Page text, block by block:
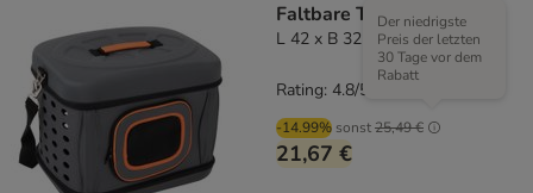
Faltbare Transporttasche
L 42 x B 32 x H 30 cm, grau
-14.99% sonst25,49 €
Der niedrigste
Preis der letzten
30 Tage vor dem
Rabatt
21,67 €
Rating: 4.8/5